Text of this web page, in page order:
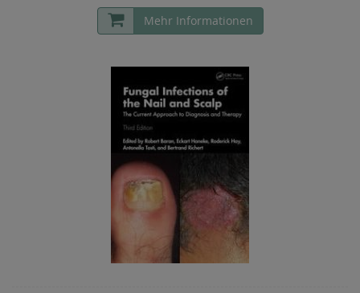
Mehr Informationen